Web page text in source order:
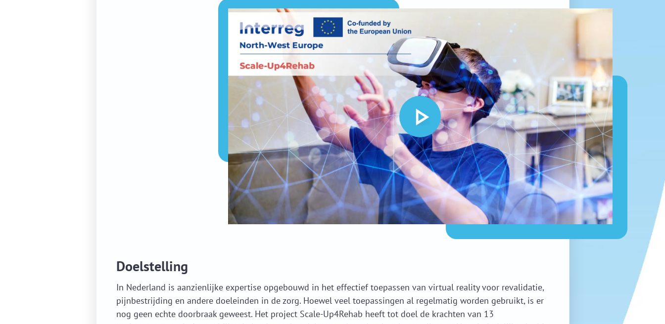
Doelstelling
In Nederland is aanzienlijke expertise opgebouwd in het effectief toepassen van virtual reality voor revalidatie,
pijnbestrijding en andere doeleinden in de zorg. Hoewel veel toepassingen al regelmatig worden gebruikt, is er
nog geen echte doorbraak geweest. Het project Scale-Up4Rehab heeft tot doel de krachten van 13